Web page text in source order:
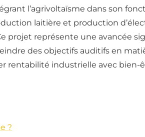
l’agrivoltaïsme dans son
laitière et production
projet représente une avancée
des objectifs auditifs en
rentabilité industrielle avec bien-
?